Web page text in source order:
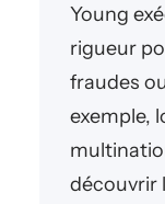
Young
rigueur
fraudes
exemple,
découvrir